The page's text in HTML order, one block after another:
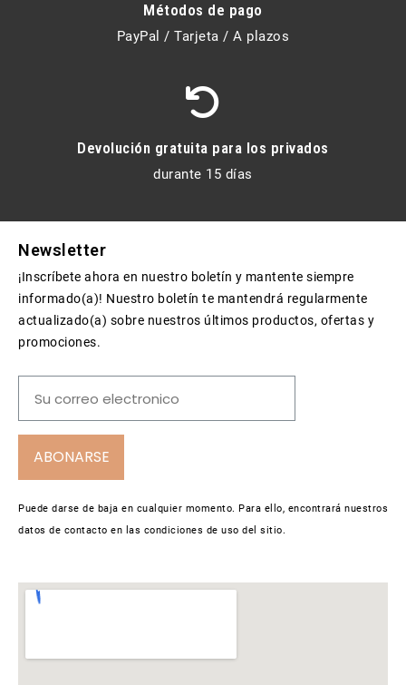
Métodos de pago
PayPal / Tarjeta / A plazos
Devolución gratuita para los privados
durante 15 días
Newsletter
¡Inscríbete ahora en nuestro boletín y mantente siempre
informado(a)! Nuestro boletín te mantendrá regularmente
actualizado(a) sobre nuestros últimos productos, ofertas y
promociones.
ABONARSE
Puede darse de baja en cualquier momento. Para ello, encontrará nuestros
datos de contacto en las condiciones de uso del sitio.